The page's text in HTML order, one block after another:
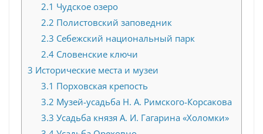
2.1 Чудское озеро
2.2 Полистовский заповедник
2.3 Себежский национальный парк
2.4Словенские ключи
3 Исторические места и музеи
3.1 Порховская крепость
3.2 Музей-усадьба Н. А. Римского-Корсакова
3.3 Усадьба князя А. И. Гагарина «Холомки»